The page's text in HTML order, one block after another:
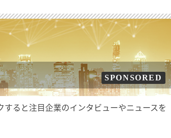
SPONSORED
ると注目企業のインタビューやニュースを